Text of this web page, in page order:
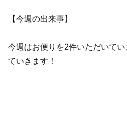
【今週の出来事】
今週はお便りを2件いただいて
ていきます！